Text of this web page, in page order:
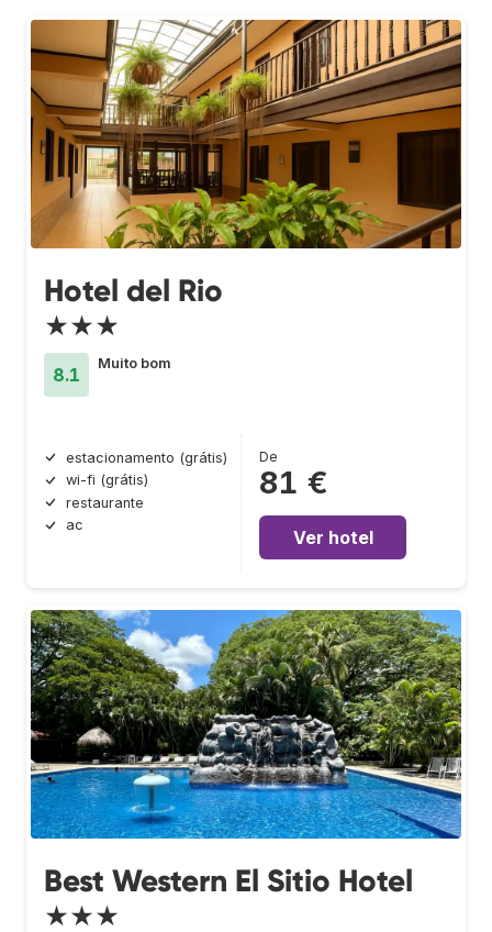
Hotel del Rio
★★★
8.1
Muito bom
estacionamento (grátis)
wi-fi (grátis)
restaurante
ac
De
81 €
Ver hotel
Best Western El Sitio Hotel
★★★